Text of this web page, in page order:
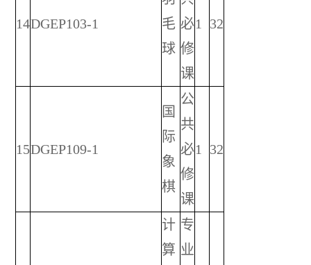
14DGEP103-1
毛
球
必
修
课
1 32
15DGEP109-1
国
际
象
棋
公
共
必
修
课
1 32
计
算
专
业